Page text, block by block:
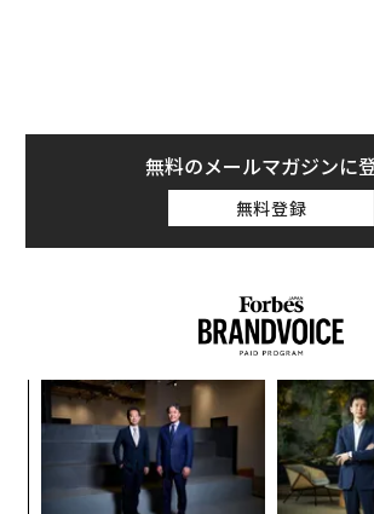
無料のメールマガジンに
無料登録